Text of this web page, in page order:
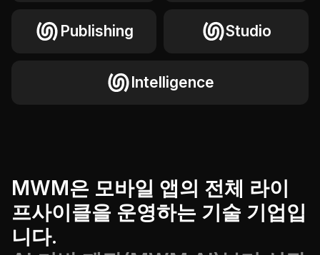
Studio
Intelligence
Publishing
MWM은 모바일 앱의 전체 라이
프사이클을 운영하는 기술 기업입
니다.